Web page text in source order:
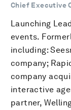
Chief Executive
Launching
events.
including:
company;
company
interactive
partner,